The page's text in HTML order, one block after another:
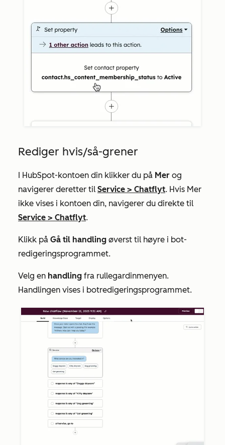
Rediger hvis/så-grener
I HubSpot-kontoen din klikker du på Mer og
navigerer deretter til Service > Chatflyt. Hvis Mer
ikke vises i kontoen din, navigerer du direkte til
Service > Chatflyt.
Klikk på Gå til handling øverst til høyre i bot-
redigeringsprogrammet.
Velg en handling fra rullegardinmenyen.
Handlingen vises i botredigeringsprogrammet.